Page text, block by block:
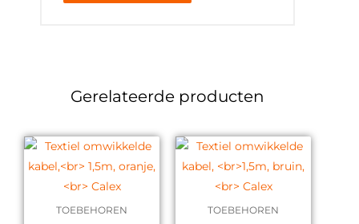
Gerelateerde producten
TOEBEHOREN TOEBEHOREN